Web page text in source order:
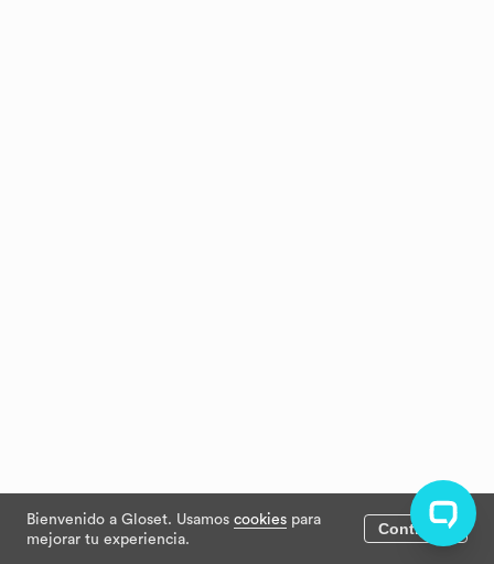
Bienvenido a Gloset. Usamos cookies para
mejorar tu experiencia.
Continuar